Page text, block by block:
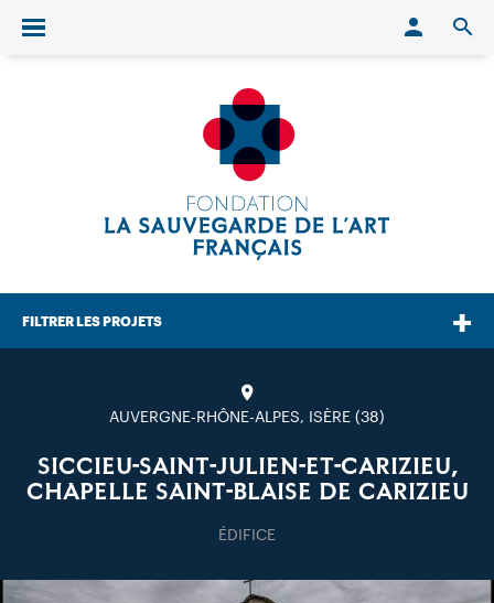
Ouvrir/fermer le menu
FILTRER LES PROJETS
AUVERGNE-RHÔNE-ALPES, ISÈRE (38)
SICCIEU-SAINT-JULIEN-ET-CARIZIEU,
CHAPELLE SAINT-BLAISE DE CARIZIEU
ÉDIFICE